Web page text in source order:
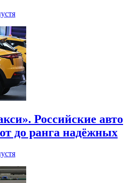
Российские авто
до ранга надёжных